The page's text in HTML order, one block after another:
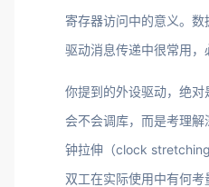
寄存器访问中的意义。
驱动消息传递中很常用，
你提到的外设驱动，绝
会不会调库，而是考理
钟拉伸（clock
双工在实际使用中有何考